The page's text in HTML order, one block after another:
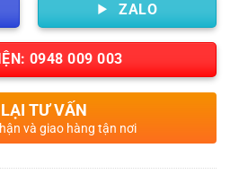
ZALO
0948 009 003
TƯ VẤN
và giao hàng tận nơi